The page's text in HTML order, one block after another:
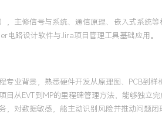
），主修信号与系统、通信原理、嵌入式系
电路设计软件与Jira项目管理工具基础应用。
专业背景，熟悉硬件开发从原理图、PCB到
目从EVT到MP的里程碑管理方法，能够独立
，对数据敏感，能主动识别风险并推动问题